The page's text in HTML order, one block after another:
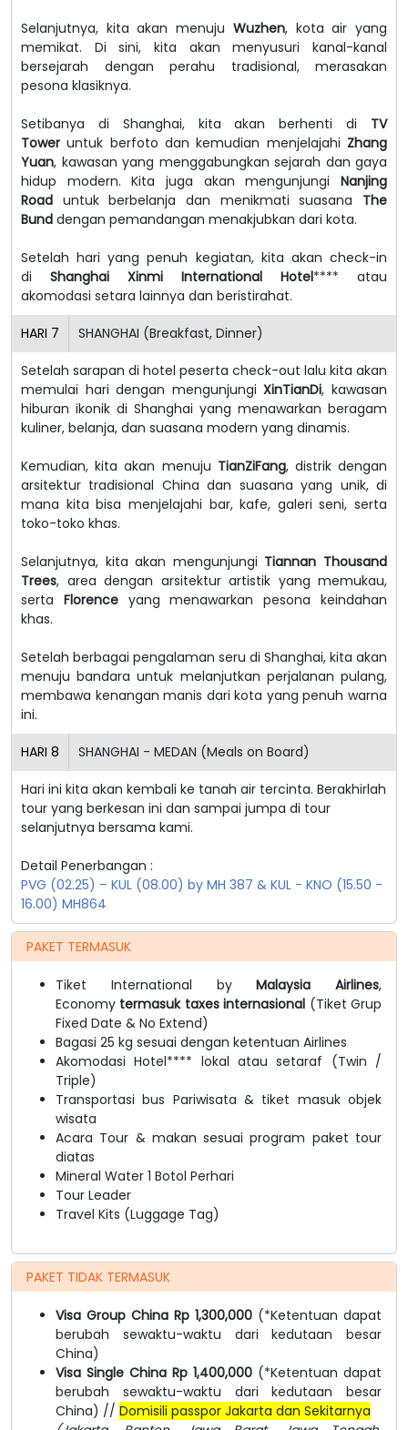
Selanjutnya, kita akan menuju Wuzhen, kota air yang
memikat. Di sini, kita akan menyusuri kanal-kanal
bersejarah dengan perahu tradisional, merasakan
pesona klasiknya.
Setibanya di Shanghai, kita akan berhenti di TV
Tower untuk berfoto dan kemudian menjelajahi Zhang
Yuan, kawasan yang menggabungkan sejarah dan gaya
hidup modern. Kita juga akan mengunjungi Nanjing
Road untuk berbelanja dan menikmati suasana The
Bund dengan pemandangan menakjubkan dari kota.
Setelah hari yang penuh kegiatan, kita akan check-in
di Shanghai Xinmi International Hotel**** atau
akomodasi setara lainnya dan beristirahat.
HARI 7 SHANGHAI (Breakfast, Dinner)
Setelah sarapan di hotel peserta check-out lalu kita akan
memulai hari dengan mengunjungiXinTianDi, kawasan
hiburan ikonik di Shanghai yang menawarkan beragam
kuliner, belanja, dan suasana modern yang dinamis.
Kemudian, kita akan menuju TianZiFang, distrik dengan
arsitektur tradisional China dan suasana yang unik, di
mana kita bisa menjelajahi bar, kafe, galeri seni, serta
toko-toko khas.
Selanjutnya, kita akan mengunjungi Tiannan Thousand
Trees, area dengan arsitektur artistik yang memukau,
serta Florenceyang menawarkan pesona keindahan
khas.
Setelah berbagai pengalaman seru di Shanghai, kita akan
menuju bandara untuk melanjutkan perjalanan pulang,
membawa kenangan manis dari kota yang penuh warna
ini.
HARI 8 SHANGHAI - MEDAN (Meals on Board)
Hari ini kita akan kembali ke tanah air tercinta. Berakhirlah
tour yang berkesan ini dan sampai jumpa di tour
selanjutnya bersama kami.
Detail Penerbangan :
PVG (02.25) – KUL (08.00) by MH 387 & KUL - KNO (15.50 -
16.00) MH864
PAKET TERMASUK
Tiket International byMalaysia Airlines,
Economy termasuk taxes internasional (Tiket Grup
Fixed Date & No Extend)
Bagasi 25 kg sesuai dengan ketentuan Airlines
Akomodasi Hotel**** lokal atau setaraf (Twin /
Triple)
Transportasi bus Pariwisata & tiket masuk objek
wisata
Acara Tour & makan sesuai program paket tour
diatas
Mineral Water 1 Botol Perhari
Tour Leader
Travel Kits (Luggage Tag)
PAKET TIDAK TERMASUK
Visa Group China Rp 1,300,000 (*Ketentuan dapat
berubah sewaktu-waktu dari kedutaan besar
China)
Visa Single China Rp 1,400,000 (*Ketentuan dapat
berubah sewaktu-waktu dari kedutaan besar
China) // Domisili passpor Jakarta dan Sekitarnya